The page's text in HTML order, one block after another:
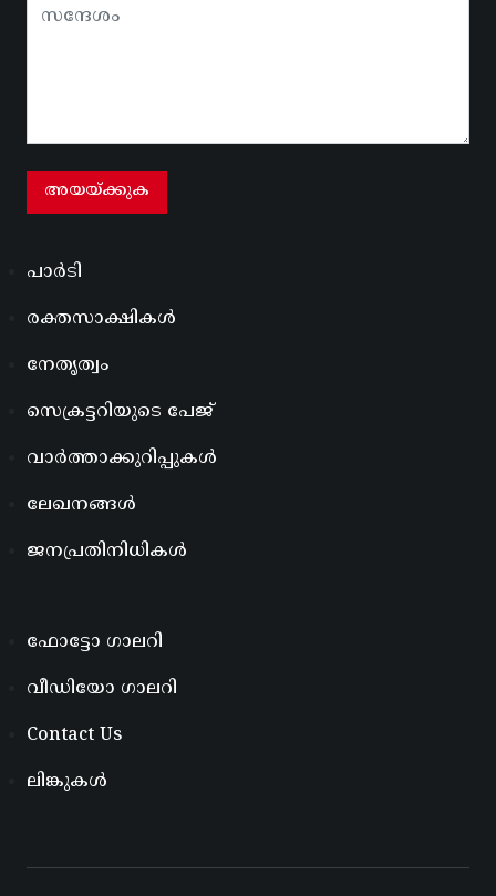
പാർടി
രക്തസാക്ഷികൾ
നേതൃത്വം
സെക്രട്ടറിയുടെ പേജ്
വാർത്താക്കുറിപ്പുകൾ
ലേഖനങ്ങൾ
ജനപ്രതിനിധികൾ
ഫോട്ടോ ഗാലറി
വീഡിയോ ഗാലറി
Contact Us
ലിങ്കുകൾ